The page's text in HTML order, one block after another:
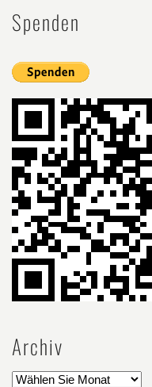
Spenden
Archiv